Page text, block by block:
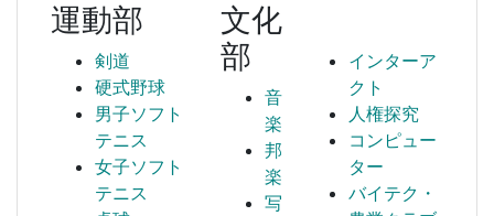
運動部
剣道
硬式野球
男子ソフト
テニス
女子ソフト
テニス
文化
部
音
楽
邦
楽
写
インターア
クト
人権探究
コンピュー
ター
バイテク・